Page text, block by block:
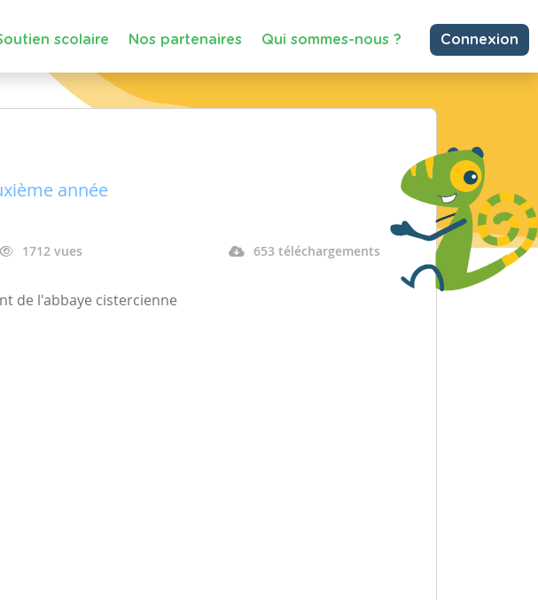
scolaire Nos partenaires Qui sommes-nous ? Connexion
année
1712 vues 653 téléchargements
de l'abbaye cistercienne